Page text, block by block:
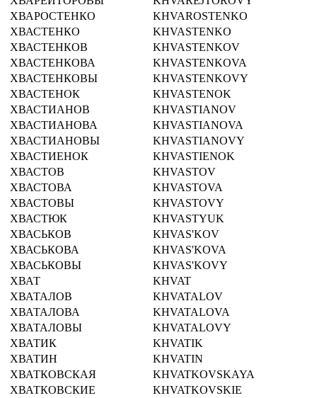
ХВАРОСТЕНКО
KHVAROSTENKO
ХВАСТЕНКО
KHVASTENKO
ХВАСТЕНКОВ
KHVASTENKOV
ХВАСТЕНКОВА
KHVASTENKOVA
ХВАСТЕНКОВЫ
KHVASTENKOVY
ХВАСТЕНОК
KHVASTENOK
ХВАСТИАНОВ
KHVASTIANOV
ХВАСТИАНОВА
KHVASTIANOVA
ХВАСТИАНОВЫ
KHVASTIANOVY
ХВАСТИЕНОК
KHVASTIENOK
ХВАСТОВ
KHVASTOV
ХВАСТОВА
KHVASTOVA
ХВАСТОВЫ
KHVASTOVY
ХВАСТЮК
KHVASTYUK
ХВАСЬКОВ
KHVAS'KOV
ХВАСЬКОВА
KHVAS'KOVA
ХВАСЬКОВЫ
KHVAS'KOVY
ХВАТ
KHVAT
ХВАТАЛОВ
KHVATALOV
ХВАТАЛОВА
KHVATALOVA
ХВАТАЛОВЫ
KHVATALOVY
ХВАТИК
KHVATIK
ХВАТИН
KHVATIN
ХВАТКОВСКАЯ
KHVATKOVSKAYA
ХВАТКОВСКИЕ
KHVATKOVSKIE